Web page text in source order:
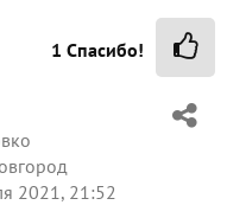
1 Спасибо!
2021, 21:52